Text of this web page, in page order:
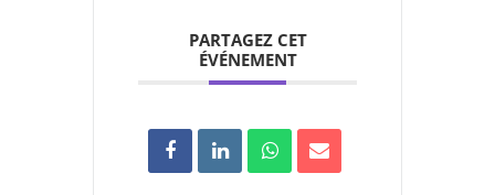
PARTAGEZ CET
ÉVÉNEMENT